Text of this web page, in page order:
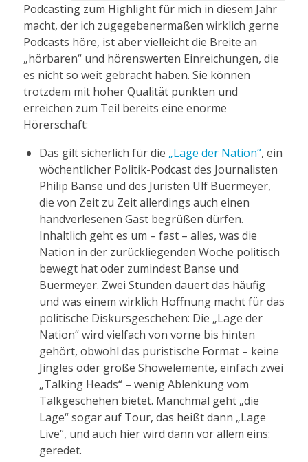
Podcasting zum Highlight für mich in diesem Jahr
macht, der ich zugegebenermaßen wirklich gerne
Podcasts höre, ist aber vielleicht die Breite an
„hörbaren“ und hörenswerten Einreichungen, die
es nicht so weit gebracht haben. Sie können
trotzdem mit hoher Qualität punkten und
erreichen zum Teil bereits eine enorme
Hörerschaft:
Das gilt sicherlich für die „Lage der Nation“, ein
wöchentlicher Politik-Podcast des Journalisten
Philip Banse und des Juristen Ulf Buermeyer,
die von Zeit zu Zeit allerdings auch einen
handverlesenen Gast begrüßen dürfen.
Inhaltlich geht es um – fast – alles, was die
Nation in der zurückliegenden Woche politisch
bewegt hat oder zumindest Banse und
Buermeyer. Zwei Stunden dauert das häufig
und was einem wirklich Hoffnung macht für das
politische Diskursgeschehen: Die „Lage der
Nation“ wird vielfach von vorne bis hinten
gehört, obwohl das puristische Format – keine
Jingles oder große Showelemente, einfach zwei
„Talking Heads“ – wenig Ablenkung vom
Talkgeschehen bietet. Manchmal geht „die
Lage“ sogar auf Tour, das heißt dann „Lage
Live“, und auch hier wird dann vor allem eins:
geredet.